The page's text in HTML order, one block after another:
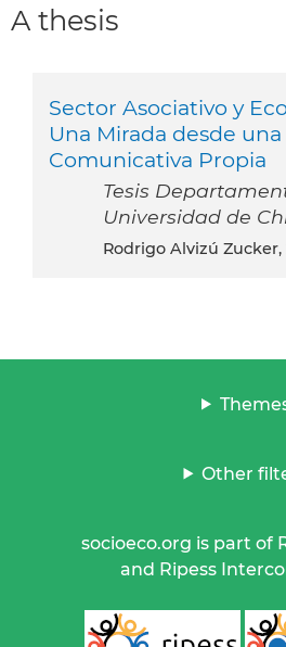
A thesis
Sector Asociativo y
Una Mirada desde una
Comunicativa Propia
Tesis
Universidad de
Rodrigo Alvizú
Other
socioeco.org is part of
and Ripess